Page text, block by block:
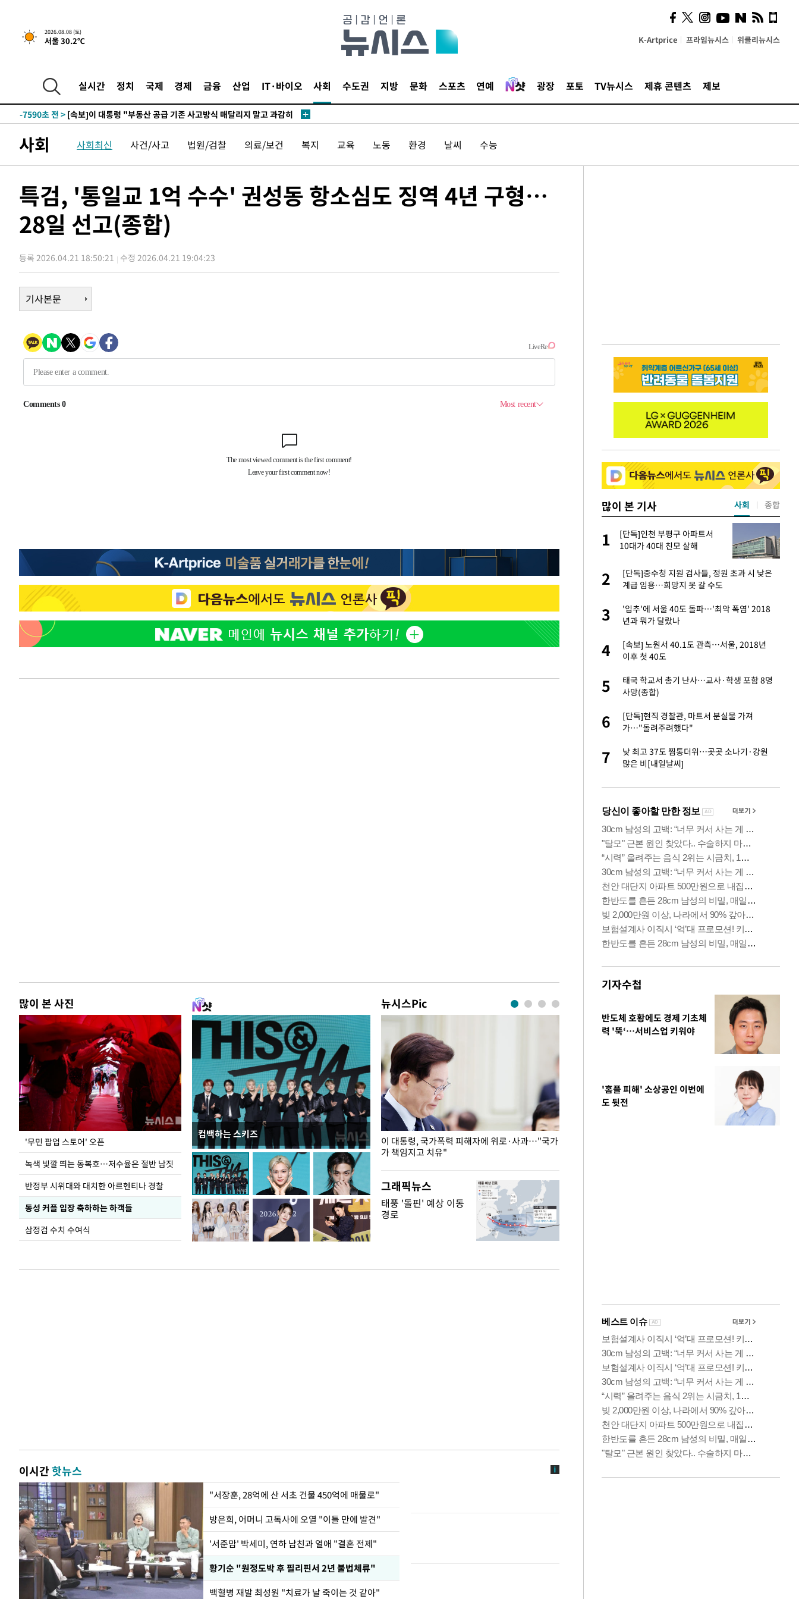
2026.08.08 (토)
서울 30.2℃ K-Artprice 프라임뉴시스 위클리뉴시스
실시간 정치 국제 경제 금융 산업 IT·바이오 사회 수도권 지방 문화 스포츠 연예 광장 포토 TV뉴시스 제휴 콘텐츠 제보
4시간 전 >[속보]규제합리화위원회 부위원장에 김태유 서울대 공대 교수…이병태
-12279초 전 >
미 사업체 일자리, 7월에 2.3만개 순감하고 그 전 2개월 10.3만개
하향수정 (2보)
-11727초 전 >
↓
-7590초 전 > [속보]이 대통령 "부동산 공급 기존 사고방식 매달리지 말고 과감히
드는 임시"
29분 전 >
"낮 기온 소폭 하락"…수도권 폭염중대경보, 폭염경보로 하향
29분 전 >[속보]이 대통령, '호우피해' 안동·의성 관할 4개 면 특별재난지역 선포
도
1시간 전 >낮 최고 37도 찜통더위…곳곳 소나기·강원 많은 비[내일날씨]
1시간 전 >SK하이닉스, 용인·청주 팹에 54조 투자…"AI 메모리 수요 선제 대응"
2시간 전 >여자배구 이재영·이다영 자매, 아제르바이잔 투란VC 입단
2시간 전 >[속보]코스닥, 2.86포인트(0.36%) 내린 798.81마감
2시간 전 >[속보]원·달러 환율, 7.7원 내린 1416.1원 마감
2시간 전 >[속보] 노원서 40.1도 관측…서울, 2018년 이후 첫 40도
3시간 전 > [속보]종합특검, '계엄 수용공간 확보' 신용해 前교정본부장 기소
3시간 전 >외신들도 주목한 韓축구 파문…"국민적 공분에 수사 재개"
[속보] 미 사업체, 일자리 7월에 2.3만 개 줄어…실업률은 4.1%로
[속보]이 대통령 "부동산 공급 기존 사고방식 매달리지 말고 과감히
이란, "오만과 '중앙 단일 루트' 합의…북쪽 인바운드·남쪽 아웃바운
1시간 전 >SK하이닉스, 용인·청주 팹에 54조 투자…"AI 메모리 수요 선제 대응"
2시간 전 >
여자배구 이재영·이다영 자매, 아제르바이잔 투란VC 입단
2시간 전 >[속보]코스닥, 2.86포인트(0.36%) 내린 798.81마감
2시간 전 >[속보]코스피, 6200선 약보합…0.60% 내린 6258.77에 마쳐
2시간 전 >
[속보]원·달러 환율, 7.7원 내린 1416.1원 마감
2시간 전 >[속보] 노원서 40.1도 관측…서울, 2018년 이후 첫 40도
3시간 전 >외신들도 주목한 韓축구 파문…"국민적 공분에 수사 재개"
사회 사회최신 사건/사고 법원/검찰 의료/보건 복지 교육 노동 환경 날씨 수능
특검, '통일교 1억 수수' 권성동 항소심도 징역 4년 구형…
28일 선고(종합)
등록 2026.04.21 18:50:21 수정 2026.04.21 19:04:23
기사본문
많이 본 사진
'무민 팝업 스토어' 오픈
녹색 빛깔 띄는 동복호…저수율은 절반 남짓
반정부 시위대와 대치한 아르헨티나 경찰
동성 커플 입장 축하하는 하객들
삼정검 수치 수여식
컴백하는 스키즈
뉴시스Pic
지석천 뒤덮은 개구리밥
이 대통령, 국가폭력 피해자에 위로·사과…"국가
가 책임지고 치유"
그래픽뉴스
태풍 '돌핀' 예상 이동
경로
이시간핫뉴스
"서장훈, 28억에 산 서초 건물 450억에 매물로"
방은희, 어머니 고독사에 오열 "이틀 만에 발견"
'서준맘' 박세미, 연하 남친과 열애 "결혼 전제"
황기순 "원정도박 후 필리핀서 2년 불법체류"
백혈병 재발 최성원 "치료가 날 죽이는 것 같아"
많이 본 기사
2
외국인 심판 성 접대 7경기 들여다보니…한
국 축구 '5승 2무'
3
SK하이닉스, 주당 375원 분기배당 결정…3
분기 중 추가 주주환원 발표
4
[속보]SK하이닉스, 주당 375원 분기 배
5
與 황희 "버스 하우스 제안…이동 용이한 장
1
[단독]인천 부평구 아파트서
10대가 40대 친모 살해
2
[단독]중수청 지원 검사들, 정원 초과 시 낮은
계급 임용…희망지 못 갈 수도
3
'입추'에 서울 40도 돌파…'최악 폭염' 2018
년과 뭐가 달랐나
4
[속보] 노원서 40.1도 관측…서울, 2018년
이후 첫 40도
5
태국 학교서 총기 난사…교사·학생 포함 8명
사망(종합)
6
[단독]현직 경찰관, 마트서 분실물 가져
가…"돌려주려했다"
7
낮 최고 37도 찜통더위…곳곳 소나기·강원
많은 비[내일날씨]
사회 종합
기자수첩
반도체 호황에도 경제 기초체
력 '뚝‘…서비스업 키워야
'홈플 피해' 소상공인 이번에
도 뒷전